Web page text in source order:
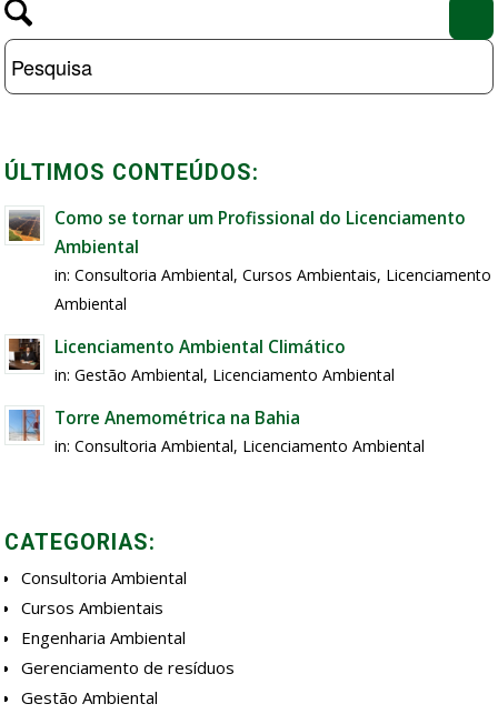
ÚLTIMOS CONTEÚDOS:
Como se tornar um Profissional do Licenciamento
Ambiental
in:Consultoria Ambiental,Cursos Ambientais, Licenciamento
Ambiental
Licenciamento Ambiental Climático
in:Gestão Ambiental, Licenciamento Ambiental
Torre Anemométrica na Bahia
in:Consultoria Ambiental, Licenciamento Ambiental
CATEGORIAS:
Consultoria Ambiental
Cursos Ambientais
Engenharia Ambiental
Gerenciamento de resíduos
Gestão Ambiental